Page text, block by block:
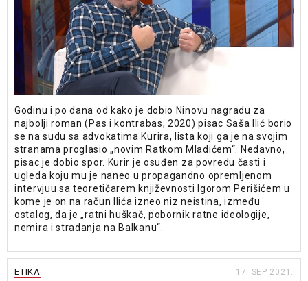
Godinu i po dana od kako je dobio Ninovu nagradu za
najbolji roman (Pas i kontrabas, 2020) pisac Saša Ilić borio
se na sudu sa advokatima Kurira, lista koji ga je na svojim
stranama proglasio „novim Ratkom Mladićem“. Nedavno,
pisac je dobio spor. Kurir je osuđen za povredu časti i
ugleda koju mu je naneo u propagandno opremljenom
intervjuu sa teoretičarem književnosti Igorom Perišićem u
kome je on na račun Ilića izneo niz neistina, između
ostalog, da je „ratni huškač, pobornik ratne ideologije,
nemira i stradanja na Balkanu“.
ETIKA 17. SEP 2021.